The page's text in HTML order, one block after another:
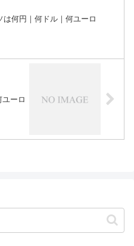
は何円｜何ドル｜何ユーロ
ーロ